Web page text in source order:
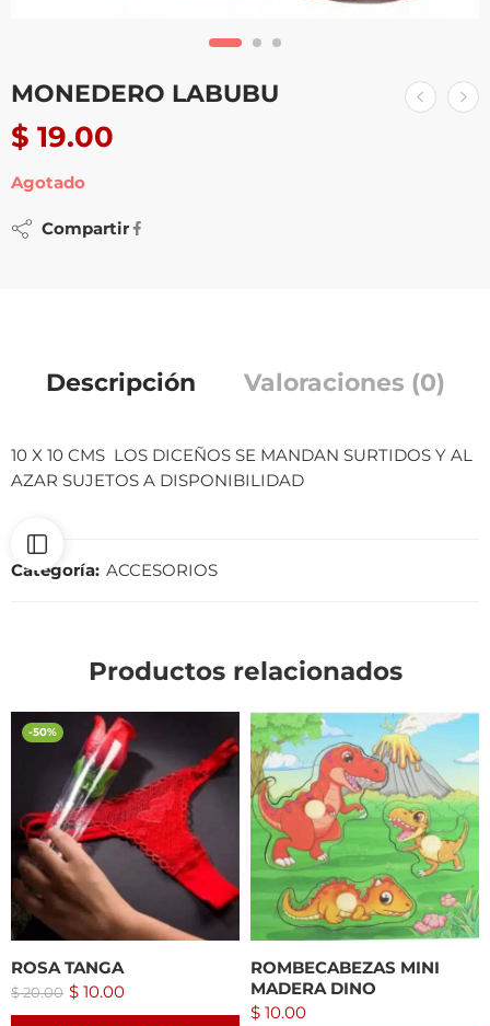
MONEDERO LABUBU
$ 19.00
Agotado
Compartir
Descripción Valoraciones (0)
10 X 10 CMS LOS DICEÑOS SE MANDAN SURTIDOS Y AL
AZAR SUJETOS A DISPONIBILIDAD
Categoría: ACCESORIOS
Productos relacionados
-50%
ROSA TANGA
$20.00 $ 10.00
ROMBECABEZAS MINI
MADERA DINO
$ 10.00